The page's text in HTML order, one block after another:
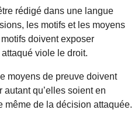
rédigé dans une langue
les motifs et les moyens
doivent exposer
viole le droit.
moyens de preuve doivent
qu’elles soient en
même de la décision attaquée.